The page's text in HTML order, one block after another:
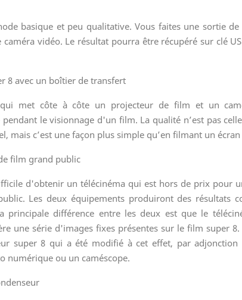
basique et peu qualitative. Vous faites une sortie
vidéo. Le résultat pourra être récupéré sur clé
8 avec un boîtier de transfert
met côte à côte un projecteur de film et un
le visionnage d'un film. La qualité n’est pas
mais c’est une façon plus simple qu’en filmant un
film grand public
d'obtenir un télécinéma qui est hors de prix pour
Les deux équipements produiront des résultats
principale différence entre les deux est que le
une série d'images fixes présentes sur le film super
super 8 qui a été modifié à cet effet, par adjonction
numérique ou un caméscope.